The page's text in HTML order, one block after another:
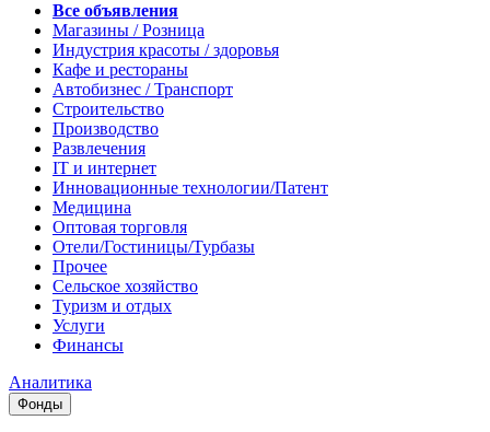
Все объявления
Магазины / Розница
Индустрия красоты / здоровья
Кафе и рестораны
Автобизнес / Транспорт
Строительство
Производство
Развлечения
IT и интернет
Инновационные технологии/Патент
Медицина
Оптовая торговля
Отели/Гостиницы/Турбазы
Прочее
Сельское хозяйство
Туризм и отдых
Услуги
Финансы
Аналитика
Фонды